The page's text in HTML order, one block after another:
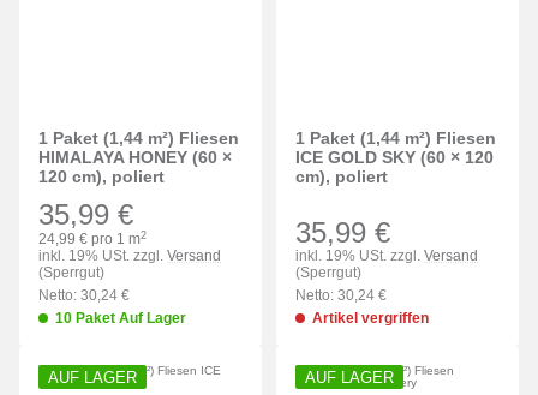
1 Paket (1,44 m²) Fliesen
HIMALAYA HONEY (60 ×
120 cm), poliert
35,99 €
24,99 € pro 1 m2
inkl. 19% USt. zzgl. Versand
(Sperrgut)
Netto: 30,24 €
10 Paket Auf Lager
1 Paket (1,44 m²) Fliesen
ICE GOLD SKY (60 × 120
cm), poliert
35,99 €
inkl. 19% USt. zzgl. Versand
(Sperrgut)
Netto: 30,24 €
Artikel vergriffen
AUF LAGER AUF LAGER